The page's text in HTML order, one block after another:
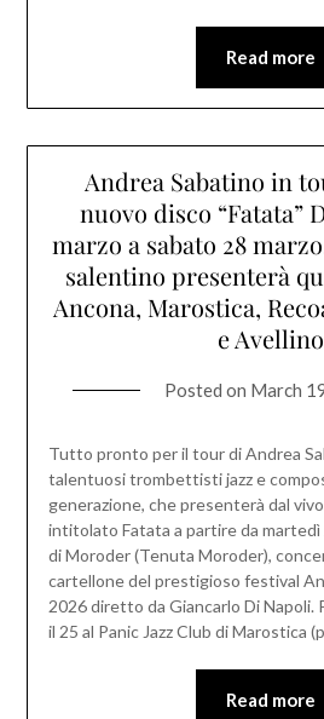
Read more
Andrea Sabatino in
nuovo disco “Fatata”
marzo a sabato 28
salentino presenterà
Ancona, Marostica,
e Avellino
Posted on March
Tutto pronto per il tour di Andrea
talentuosi trombettisti jazz e
generazione, che presenterà dal
intitolato Fatata a partire da martedì
di Moroder (Tenuta Moroder),
cartellone del prestigioso festival
2026 diretto da Giancarlo Di Napoli.
il 25 al Panic Jazz Club di Marostica
Read more